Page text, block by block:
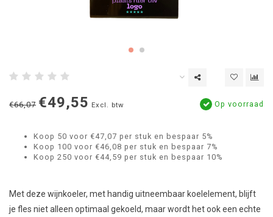
€66,07 €49,55 Excl. btw Op voorraad
Koop 50 voor €47,07 per stuk en bespaar 5%
Koop 100 voor €46,08 per stuk en bespaar 7%
Koop 250 voor €44,59 per stuk en bespaar 10%
Met deze wijnkoeler, met handig uitneembaar koelelement, blijft
je fles niet alleen optimaal gekoeld, maar wordt het ook een echte